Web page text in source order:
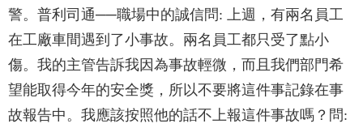
警。普利司通──職場中的誠信問: 上週，有兩名員工
在工廠車間遇到了小事故。兩名員工都只受了點小
傷。我的主管告訴我因為事故輕微，而且我們部門希
望能取得今年的安全獎，所以不要將這件事記錄在事
故報告中。我應該按照他的話不上報這件事故嗎？問: